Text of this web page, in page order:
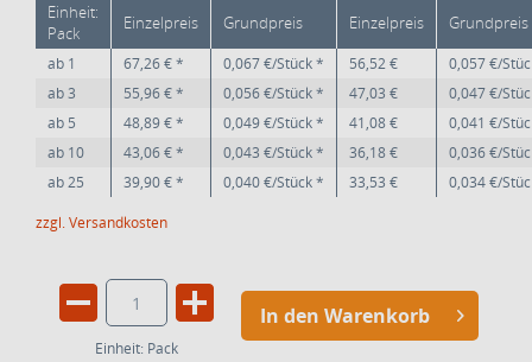
Einheit:
Pack
Einzelpreis Grundpreis Einzelpreis Grundpreis
ab 1 67,26 € * 0,067 €/Stück * 56,52 €
0,057 €/
ab3 55,96 € * 0,056 €/Stück * 47,03 €
0,047 €/
ab 5 48,89 € * 0,049 €/Stück * 41,08 €
0,041 €/
ab 10 43,06 € * 0,043 €/Stück * 36,18 €
0,036 €/
ab25 39,90 € * 0,040 €/Stück * 33,53 €
0,034 €/
zzgl. Versandkosten
Einheit: Pack
In den Warenkorb